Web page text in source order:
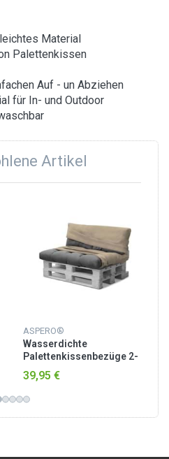
Material
Palettenkissen
Auf - un Abziehen
für In- und Outdoor
Artikel
ASPERO®
Wasserdichte
Palettenkissenbezüge 2-
teilig „Marsala“ Beige
39,95 €